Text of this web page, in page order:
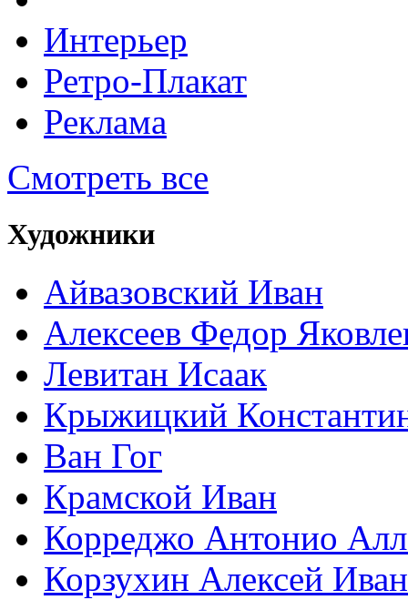
Интерьер
Ретро-Плакат
Реклама
Смотреть все
Художники
Айвазовский Иван
Алексеев Федор
Левитан Исаак
Крыжицкий
Ван Гог
Крамской Иван
Корреджо Антонио
Корзухин Алексей